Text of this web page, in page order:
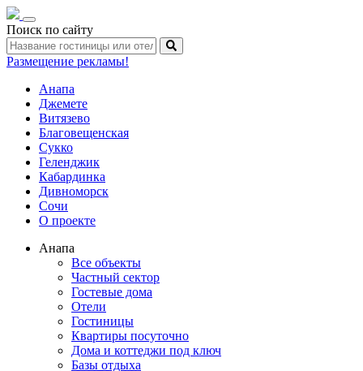
Toggle
navigation
Поиск по сайту
Размещение рекламы!
Анапа
Джемете
Витязево
Благовещенская
Сукко
Геленджик
Кабардинка
Дивноморск
Сочи
О проекте
Анапа
Все объекты
Частный сектор
Гостевые дома
Отели
Гостиницы
Квартиры посуточно
Дома и коттеджи под ключ
Базы отдыха